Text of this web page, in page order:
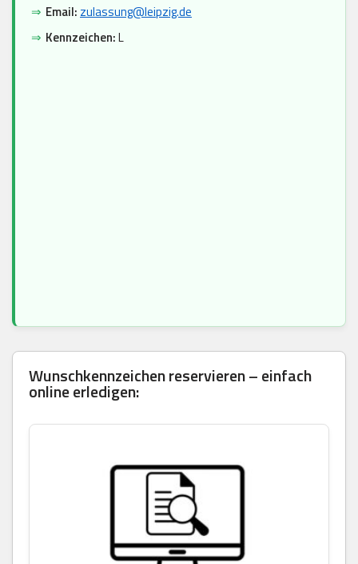
⇒ Email: zulassung@leipzig.de
⇒ Kennzeichen:L
Wunschkennzeichen reservieren – einfach
online erledigen: